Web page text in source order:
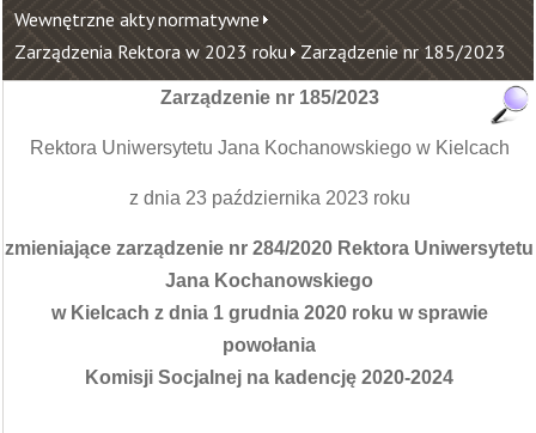
Wewnętrzne akty normatywne
Zarządzenia Rektora w 2023 roku Zarządzenie nr 185/2023
Zarządzenie nr 185/2023
Rektora Uniwersytetu Jana Kochanowskiego w Kielcach
z dnia 23 października 2023 roku
zmieniające zarządzenie nr 284/2020 Rektora Uniwersytetu
Jana Kochanowskiego
w Kielcach z dnia 1 grudnia 2020 roku w sprawie
powołania
Komisji Socjalnej na kadencję 2020-2024